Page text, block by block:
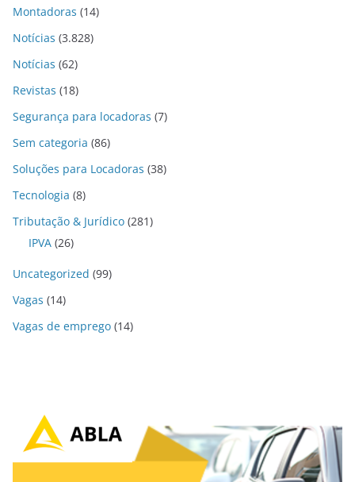
Montadoras (14)
Notícias (3.828)
Notícias (62)
Revistas (18)
Segurança para locadoras (7)
Sem categoria (86)
Soluções para Locadoras (38)
Tecnologia (8)
Tributação & Jurídico (281)
IPVA (26)
Uncategorized (99)
Vagas (14)
Vagas de emprego (14)